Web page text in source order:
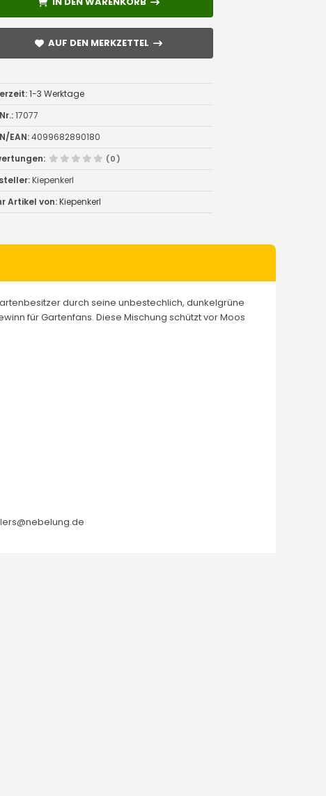
AUF DEN MERKZETTEL
AUF DEN MERKZETTEL
1-3 Werktage
17077
EAN:4099682890180
(0)
Kiepenkerl
Artikel von:Kiepenkerl
durch seine unbestechlich, dunkelgrüne
für Gartenfans. Diese Mischung schützt vor Moos